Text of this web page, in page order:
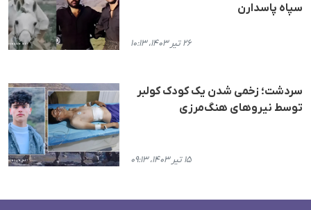
سپاه پاسدارن
۲۶ تیر ۱۴۰۳، ۱۰:۱۳
سردشت؛ زخمی شدن یک کودک کولبر
توسط نیروهای هنگ‌مرزی
۱۵ تیر ۱۴۰۳، ۰۹:۱۳